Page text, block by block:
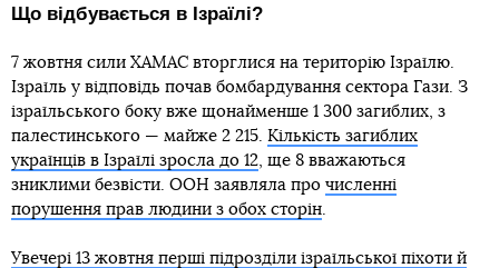
Що відбувається в Ізраїлі?
7 жовтня сили ХАМАС вторглися на територію Ізраїлю.
Ізраїль у відповідь почав бомбардування сектора Гази. З
ізраїльського боку вже щонайменше 1 300 загиблих, з
палестинського — майже 2 215. Кількість загиблих
українців в Ізраїлі зросла до 12 , ще 8 вважаються
зниклими безвісти. ООН заявляла про численні
порушення прав людини з обох сторін
Увечері 13 жовтня перші підрозділи ізраїльської піхоти й